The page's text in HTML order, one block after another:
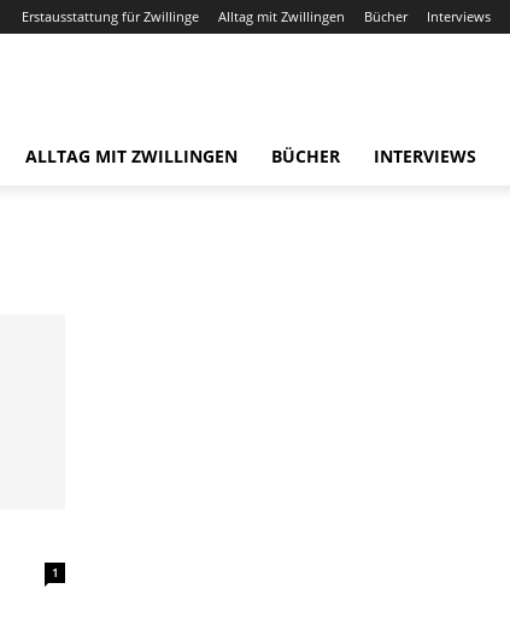
Erstausstattung für Zwillinge Alltag mit Zwillingen Bücher Interviews
ALLTAG MIT ZWILLINGEN BÜCHER INTERVIEWS
1